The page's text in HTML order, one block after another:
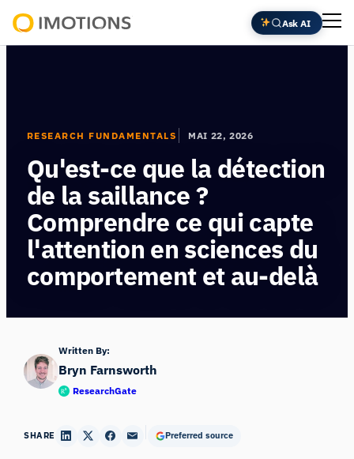
Aller
au
Powering
Ask AI
RESEARCH FUNDAMENTALS MAI 22, 2026
Qu'est-ce que la détection
de la saillance ?
Comprendre ce qui capte
l'attention en sciences du
comportement et au-delà
Written By:
Bryn Farnsworth
ResearchGate
SHARE Preferred source